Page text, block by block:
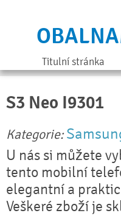
Titulní stránka
S3 Neo I9301
Kategorie:
U nás si můžete
tento mobilní
elegantní a
Veškeré zboží je